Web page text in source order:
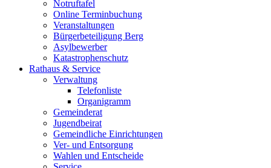
Notruftafel
Online Terminbuchung
Veranstaltungen
Bürgerbeteiligung Berg
Asylbewerber
Katastrophenschutz
Rathaus & Service
Verwaltung
Telefonliste
Organigramm
Gemeinderat
Jugendbeirat
Gemeindliche Einrichtungen
Ver- und Entsorgung
Wahlen und Entscheide